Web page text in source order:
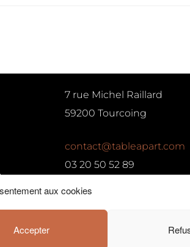
aux cookies
Accepter
7 rue Michel Raillard
59200 Tourcoing
contact@tableapart.com
03 20 50 52 89
Conditions générales de Ventes